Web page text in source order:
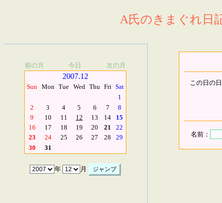
A氏のきまぐれ日
前の月 今日 次の月
2007.12
Sun Mon Tue Wed Thu Fri Sat
1
2
3 4 5 6 7
8
9
10 11 12 13 14
15
16
17 18 19 20 21
22
23
24 25 26 27 28
29
30
31
年 月
この日の
名前：